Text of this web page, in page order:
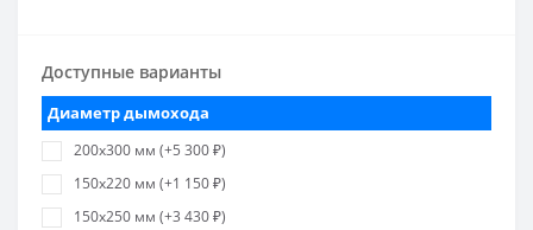
Доступные варианты
Диаметр дымохода
200х300 мм (+5 300 ₽)
150х220 мм (+1 150 ₽)
150х250 мм (+3 430 ₽)